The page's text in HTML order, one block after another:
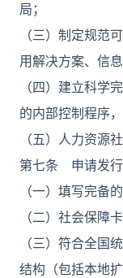
局；
（三）制定规范
用解决方案、信
（四）建立科学
的内部控制程序
（五）人力资源
第七条 申请发行
（一）填写完备
（二）社会保障
（三）符合全国
结构（包括本地